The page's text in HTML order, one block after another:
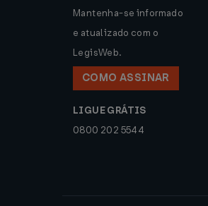
Mantenha-se informado
e atualizado com o
LegisWeb.
COMO ASSINAR
LIGUE GRÁTIS
0800 202 5544